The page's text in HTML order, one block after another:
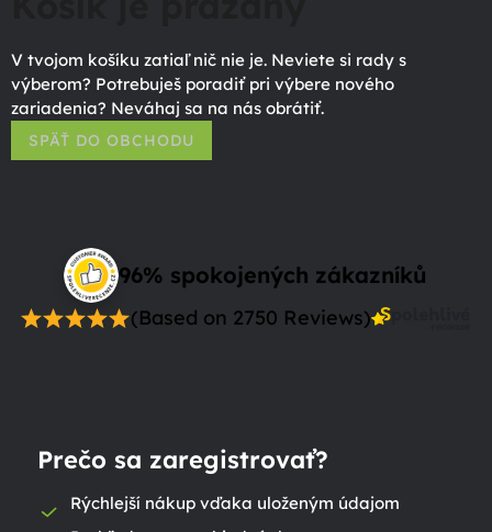
V tvojom košíku zatiaľ nič nie je. Neviete si rady s
výberom? Potrebuješ poradiť pri výbere nového
zariadenia? Neváhaj sa na nás obrátiť.
SPÄŤ DO OBCHODU
96% spokojených zákazníků
(Based on 2750 Reviews)
Prečo sa zaregistrovať?
Rýchlejší nákup vďaka uloženým údajom